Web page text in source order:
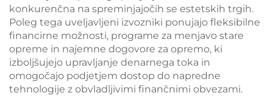
konkurenčna na spreminjajočih se estetskih trgih.
Poleg tega uveljavljeni izvozniki ponujajo fleksibilne
financirne možnosti, programe za menjavo stare
opreme in najemne dogovore za opremo, ki
izboljšujejo upravljanje denarnega toka in
omogočajo podjetjem dostop do napredne
tehnologije z obvladljivimi finančnimi obvezami.